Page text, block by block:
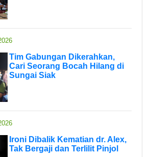
Tim Gabungan Dikerahkan,
Cari Seorang Bocah Hilang di
Sungai Siak
Ironi Dibalik Kematian dr. Alex,
Tak Bergaji dan Terlilit Pinjol